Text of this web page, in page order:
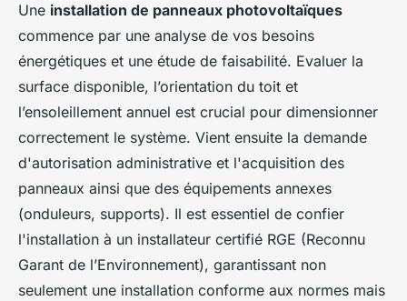
Une installation de panneaux photovoltaïques
commence par une analyse de vos besoins
énergétiques et une étude de faisabilité. Evaluer la
surface disponible, l’orientation du toit et
l’ensoleillement annuel est crucial pour dimensionner
correctement le système. Vient ensuite la demande
d'autorisation administrative et l'acquisition des
panneaux ainsi que des équipements annexes
(onduleurs, supports). Il est essentiel de confier
l'installation à un installateur certifié RGE (Reconnu
Garant de l’Environnement), garantissant non
seulement une installation conforme aux normes mais